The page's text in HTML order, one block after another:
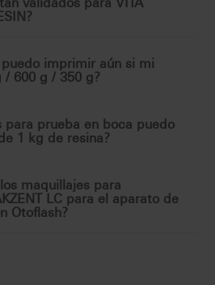
imprimir aún si mi
/ 600 g / 350 g?
para prueba en boca puedo
1 kg de resina?
maquillajes para
LC para el aparato de
Otoflash?